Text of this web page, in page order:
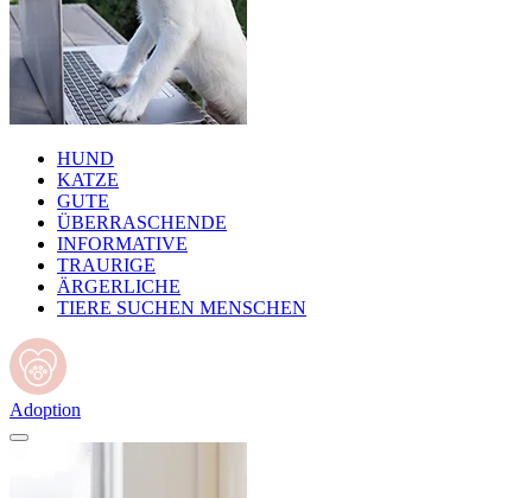
HUND
KATZE
GUTE
ÜBERRASCHENDE
INFORMATIVE
TRAURIGE
ÄRGERLICHE
TIERE SUCHEN MENSCHEN
Adoption